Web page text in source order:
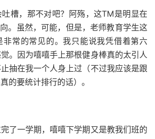
槽，那不对吧？阿殇，这TM是明显在
。虽然，可能，但是，老师教育学生这
非常的常见的。我只能说我凭借着第六
。因为嘻嘻手上那根健身棒真的太引人
抽在我一个人身上过（不过我应该是跟
的要统计排行的话）。
了一学期，嘻嘻下学期又是教我们班的